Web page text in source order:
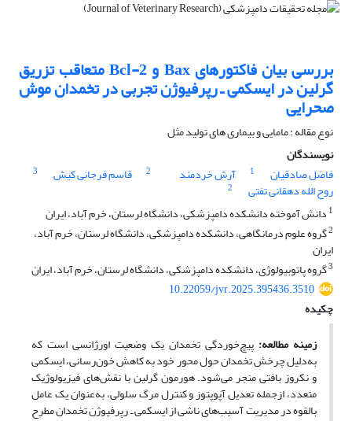
بررسی بیان فاکتور‌‌‌های Bax و Bcl-2 متعاقب تزریق
گرلین در ایسکمی ـ رپرفیوژن تجربی در تخمدان موش
صحرایی
نوع مقاله : مامایی و بیماری های تولید مثل
نویسندگان
فاضل صادقیان
1 آرش خردمند 2 قاسم فرجانی کیش 3
روح الله دهقانی تفتی
2
1 دانش آموخته دانشکده دامپزشکی، دانشگاه لرستان، خرم آباد، ایران
2گروه علوم درمانگاهی، دانشکده دامپزشکی، دانشگاه لرستان، خرم آباد،
ایران
3گروه پاتوبیولوژی، دانشکده دامپزشکی، دانشگاه لرستان، خرم آباد، ایران
10.22059/jvr.2025.395436.3510
چکیده
زمینه مطالعه: پیچ‌خوردگی تخمدان یک وضعیت اورژانسی است که
به‌دلیل چرخش تخمدان حول محور خود به کاهش خون‌رسانی، ایسکمی
و نکروز بافتی منجر می‌شود. هورمون گرلین با نقش‌های فیزیولوژیک
متعدد، از‌جمله تعدیل آپوپتوز و کنترل مرگ سلولی، به‌عنوان یک عامل
بالقوه در مدیریت آسیب‌های ناشی از ایسکمی ـ رپرفیوژن تخمدان مطرح